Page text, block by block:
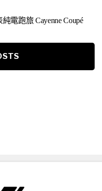
電跑旅 Cayenne Coupé